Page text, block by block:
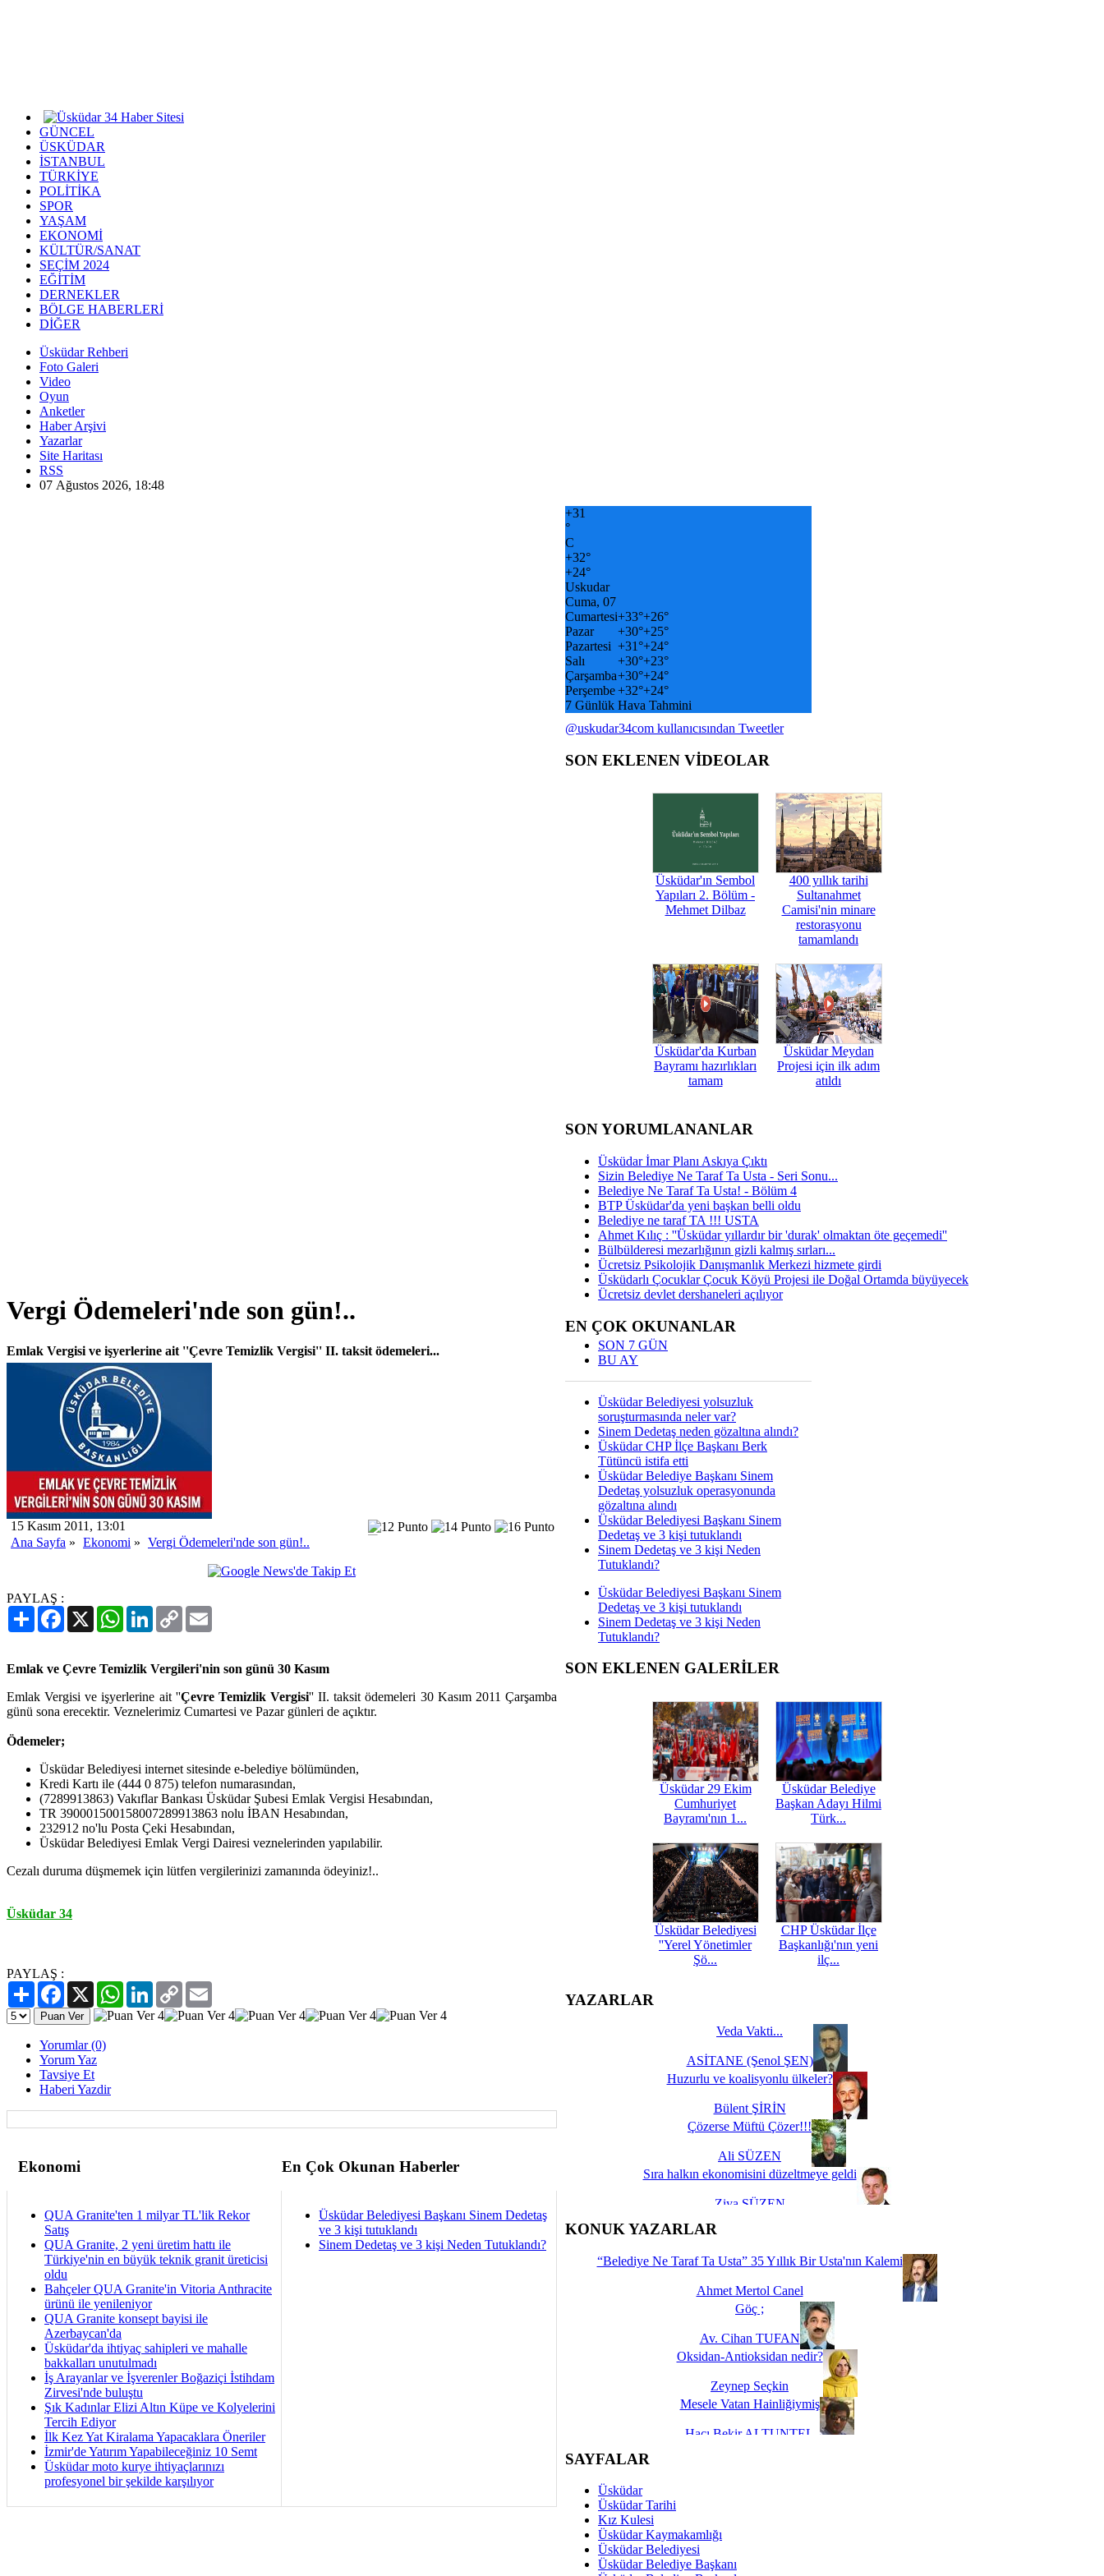
GÜNCEL
ÜSKÜDAR
İSTANBUL
TÜRKİYE
POLİTİKA
SPOR
YAŞAM
EKONOMİ
KÜLTÜR/SANAT
SEÇİM 2024
EĞİTİM
DERNEKLER
BÖLGE HABERLERİ
DİĞER
Üsküdar Rehberi
Foto Galeri
Video
Oyun
Anketler
Haber Arşivi
Yazarlar
Site Haritası
RSS
07 Ağustos 2026, 18:48
Vergi Ödemeleri'nde son gün!..
Emlak Vergisi ve işyerlerine ait ''Çevre Temizlik Vergisi'' II. taksit ödemeleri...
15 Kasım 2011, 13:01
Ana Sayfa » Ekonomi » Vergi Ödemeleri'nde son gün!..
PAYLAŞ :
PaylaşFacebook
X WhatsAppLinkedIn
Copy
Link
Emlak ve Çevre Temizlik Vergileri'nin son günü 30 Kasım
Emlak Vergisi ve işyerlerine ait ''Çevre Temizlik Vergisi'' II. taksit ödemeleri 30 Kasım 2011 Çarşamba
günü sona erecektir. Veznelerimiz Cumartesi ve Pazar günleri de açıktır.
Ödemeler;
Üsküdar Belediyesi internet sitesinde e-belediye bölümünden,
Kredi Kartı ile (444 0 875) telefon numarasından,
(7289913863) Vakıflar Bankası Üsküdar Şubesi Emlak Vergisi Hesabından,
TR 390001500158007289913863 nolu İBAN Hesabından,
232912 no'lu Posta Çeki Hesabından,
Üsküdar Belediyesi Emlak Vergi Dairesi veznelerinden yapılabilir.
Cezalı duruma düşmemek için lütfen vergilerinizi zamanında ödeyiniz!..
Üsküdar 34
PAYLAŞ :
PaylaşFacebook
X WhatsAppLinkedIn
Copy
Link
Yorumlar (0)
Yorum Yaz
Tavsiye Et
Haberi Yazdir
Ekonomi En Çok Okunan Haberler
QUA Granite'ten 1 milyar TL'lik Rekor
Satış
QUA Granite, 2 yeni üretim hattı ile
Türkiye'nin en büyük teknik granit üreticisi
oldu
Bahçeler QUA Granite'in Vitoria Anthracite
ürünü ile yenileniyor
QUA Granite konsept bayisi ile
Azerbaycan'da
Üsküdar'da ihtiyaç sahipleri ve mahalle
bakkalları unutulmadı
İş Arayanlar ve İşverenler Boğaziçi İstihdam
Zirvesi'nde buluştu
Şık Kadınlar Elizi Altın Küpe ve Kolyelerini
Tercih Ediyor
İlk Kez Yat Kiralama Yapacaklara Öneriler
İzmir'de Yatırım Yapabileceğiniz 10 Semt
Üsküdar moto kurye ihtiyaçlarınızı
profesyonel bir şekilde karşılıyor
Üsküdar Belediyesi Başkanı Sinem Dedetaş
ve 3 kişi tutuklandı
Sinem Dedetaş ve 3 kişi Neden Tutuklandı?
+31
°
C
+32°
+24°
Uskudar
Cuma, 07
Cumartesi+33°+26°
Pazar
+30°+25°
Pazartesi +31°+24°
Salı
+30°+23°
Çarşamba+30°+24°
Perşembe+32°+24°
7 Günlük Hava Tahmini
@uskudar34com kullanıcısından Tweetler
SON EKLENEN VİDEOLAR
Üsküdar'ın Sembol
Yapıları 2. Bölüm -
Mehmet Dilbaz
400 yıllık tarihi
Sultanahmet
Camisi'nin minare
restorasyonu
tamamlandı
Üsküdar'da Kurban
Bayramı hazırlıkları
tamam
Üsküdar Meydan
Projesi için ilk adım
atıldı
SON YORUMLANANLAR
Üsküdar İmar Planı Askıya Çıktı
Sizin Belediye Ne Taraf Ta Usta - Seri Sonu...
Belediye Ne Taraf Ta Usta! - Bölüm 4
BTP Üsküdar'da yeni başkan belli oldu
Belediye ne taraf TA !!! USTA
Ahmet Kılıç : ''Üsküdar yıllardır bir 'durak' olmaktan öte geçemedi''
Bülbülderesi mezarlığının gizli kalmış sırları...
Ücretsiz Psikolojik Danışmanlık Merkezi hizmete girdi
Üsküdarlı Çocuklar Çocuk Köyü Projesi ile Doğal Ortamda büyüyecek
Ücretsiz devlet dershaneleri açılıyor
EN ÇOK OKUNANLAR
SON 7 GÜN
BU AY
Üsküdar Belediyesi yolsuzluk
soruşturmasında neler var?
Sinem Dedetaş neden gözaltına alındı?
Üsküdar CHP İlçe Başkanı Berk
Tütüncü istifa etti
Üsküdar Belediye Başkanı Sinem
Dedetaş yolsuzluk operasyonunda
gözaltına alındı
Üsküdar Belediyesi Başkanı Sinem
Dedetaş ve 3 kişi tutuklandı
Sinem Dedetaş ve 3 kişi Neden
Tutuklandı?
Üsküdar Belediyesi Başkanı Sinem
Dedetaş ve 3 kişi tutuklandı
Sinem Dedetaş ve 3 kişi Neden
Tutuklandı?
SON EKLENEN GALERİLER
Üsküdar 29 Ekim
Cumhuriyet
Bayramı'nın 1...
Üsküdar Belediye
Başkan Adayı Hilmi
Türk...
Üsküdar Belediyesi
''Yerel Yönetimler
Şö...
CHP Üsküdar İlçe
Başkanlığı'nın yeni
ilç...
YAZARLAR
Veda Vakti...
ASİTANE (Şenol ŞEN)
Huzurlu ve koalisyonlu ülkeler?
Bülent ŞİRİN
Çözerse Müftü Çözer!!!
Ali SÜZEN
Sıra halkın ekonomisini düzeltmeye geldi
Ziya SÜZEN
İşte Biz buyuz...
KONUK YAZARLAR
“Belediye Ne Taraf Ta Usta” 35 Yıllık Bir Usta'nın Kalemi
Ahmet Mertol Canel
Göç ;
Av. Cihan TUFAN
Oksidan-Antioksidan nedir?
Zeynep Seçkin
Mesele Vatan Hainliğiymiş
Hacı Bekir ALTUNTEL
Dünya Fani, Ama Kısa Bir Süre De Olsa Burdayız
Savaş ŞENEL
Hukukun Adaleti Kalmadı Üstadım!
SAYFALAR
Üsküdar
Üsküdar Tarihi
Kız Kulesi
Üsküdar Kaymakamlığı
Üsküdar Belediyesi
Üsküdar Belediye Başkanı